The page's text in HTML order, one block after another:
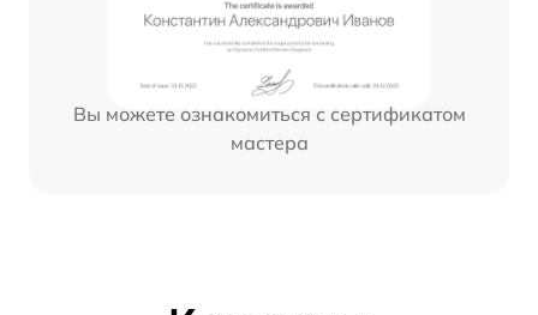
Вы можете ознакомиться с сертификатом
мастера